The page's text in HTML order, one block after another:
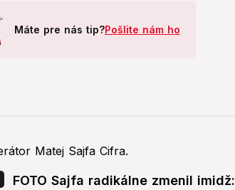
Máte pre nás tip?Pošlite nám ho
FOTO Sajfa radikálne zmenil imidž: